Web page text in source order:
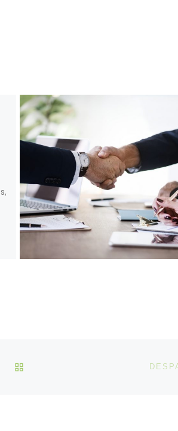
VOLTAR À LISTA DE ARTIGOS